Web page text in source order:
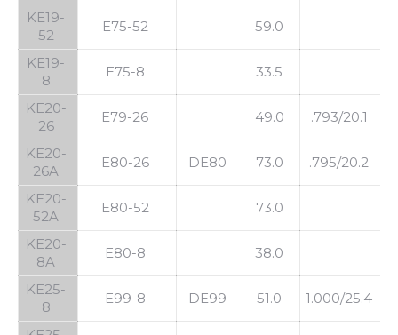
KE19-
52
E75-52 59.0
KE19-
8
E75-8 33.5
KE20-
26
E79-26 49.0 .793/20.1
KE20-
26A
E80-26 DE80 73.0 .795/20.2
KE20-
52A
E80-52 73.0
KE20-
8A
E80-8 38.0
KE25-
8
E99-8 DE99 51.0 1.000/25.4